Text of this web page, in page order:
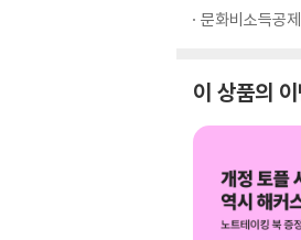
문화비소득공
이 상품의